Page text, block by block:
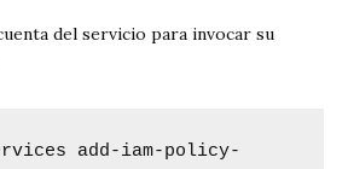
del servicio para invocar su
add-iam-policy-